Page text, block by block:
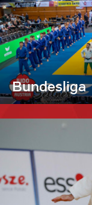
Bundesliga